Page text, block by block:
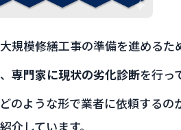
規模修繕工事の準備を進めるた
専門家に現状の劣化診断を行っ
のような形で業者に依頼するの
介しています。